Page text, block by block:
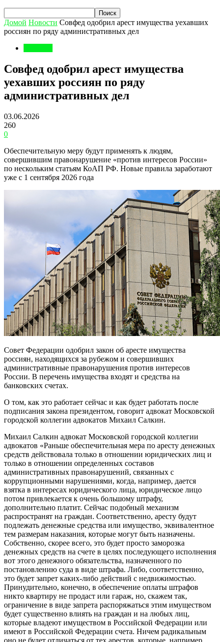
Домой Новости Совфед одобрил арест имущества уехавших
россиян по ряду административных дел
Совфед одобрил арест имущества
уехавших россиян по ряду
административных дел
03.06.2026
260
0
Обеспечительную меру будут применять к людям,
совершившим правонарушение «против интересов России»
по нескольким статьям КоАП РФ. Новые правила заработают
уже с 1 сентября 2026 года
Совет Федерации одобрил закон об аресте имущества
россиян, находящихся за рубежом и совершивших
административные правонарушения против интересов
России. В перечень имущества входят и средства на
банковских счетах.
О том, как это работает сейчас и как будет работать после
подписания закона президентом, говорит адвокат Московской
городской коллегии адвокатов Михаил Салкин.
Михаил Салкин адвокат Московской городской коллегии
адвокатов «Раньше обеспечительная мера по аресту денежных
средств действовала только в отношении юридических лиц и
только в отношении определенных составов
административных правонарушений, связанных с
коррупционными нарушениями, когда, например, дается
взятка в интересах юридического лица, юридическое лицо
потом привлекается к очень большому штрафу,
дополнительно платит. Сейчас подобный механизм
распространят на граждан. Соответственно, аресту будут
подлежать денежные средства или имущество, эквивалентное
тем размерам наказания, которые могут быть назначены.
Собственно, скорее всего, это будет просто заморозка
денежных средств на счете в целях последующего исполнения
вот этого денежного обязательства, назначенного по
постановлению суда в виде штрафа. Либо, соответственно,
это будет запрет каких-либо действий с недвижимостью.
Принудительно, конечно, в обеспечение оплаты штрафов
никто квартиру не продаст или гараж, но, скажем так,
ограничение в виде запрета распоряжаться этим имуществом
будет существенно влиять на граждан и на любых лиц,
которые владеют имуществом в Российской Федерации или
имеют в Российской Федерации счета. Ничем радикальным
оно не будет отличаться от тех арестов, которые, например,